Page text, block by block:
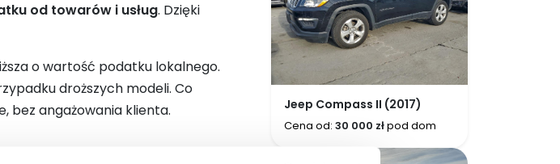
od towarów i usług. Dzięki
o wartość podatku lokalnego.
droższych modeli. Co
bez angażowania klienta.
Jeep Compass II (2017)
Cena od: 30 000 złpod dom